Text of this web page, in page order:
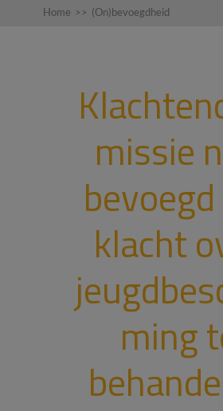
Home >> (On)bevoegdheid
missie
klacht
ming